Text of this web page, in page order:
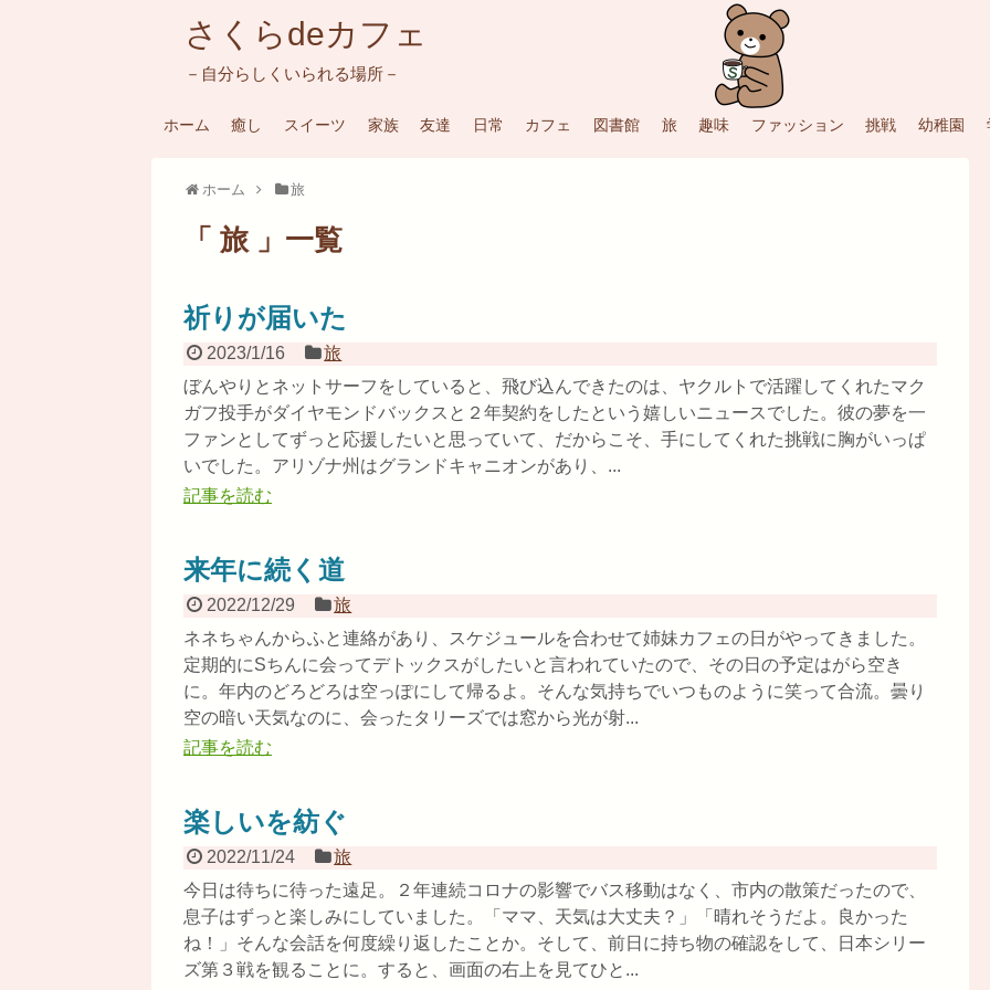
さくらdeカフェ
－自分らしくいられる場所－
ホーム 癒し スイーツ 家族 友達 日常 カフェ 図書館 旅 趣味 ファッション 挑戦 幼稚園
ホーム 旅
「 旅 」一覧
祈りが届いた
2023/1/16
旅
ぼんやりとネットサーフをしていると、飛び込んできたのは、ヤクルトで活躍してくれたマク
ガフ投手がダイヤモンドバックスと２年契約をしたという嬉しいニュースでした。彼の夢を一
ファンとしてずっと応援したいと思っていて、だからこそ、手にしてくれた挑戦に胸がいっぱ
いでした。アリゾナ州はグランドキャニオンがあり、...
記事を読む
来年に続く道
2022/12/29
旅
ネネちゃんからふと連絡があり、スケジュールを合わせて姉妹カフェの日がやってきました。
定期的にSちんに会ってデトックスがしたいと言われていたので、その日の予定はがら空き
に。年内のどろどろは空っぽにして帰るよ。そんな気持ちでいつものように笑って合流。曇り
空の暗い天気なのに、会ったタリーズでは窓から光が射...
記事を読む
楽しいを紡ぐ
2022/11/24
旅
今日は待ちに待った遠足。２年連続コロナの影響でバス移動はなく、市内の散策だったので、
息子はずっと楽しみにしていました。「ママ、天気は大丈夫？」「晴れそうだよ。良かった
ね！」そんな会話を何度繰り返したことか。そして、前日に持ち物の確認をして、日本シリー
ズ第３戦を観ることに。すると、画面の右上を見てひと...